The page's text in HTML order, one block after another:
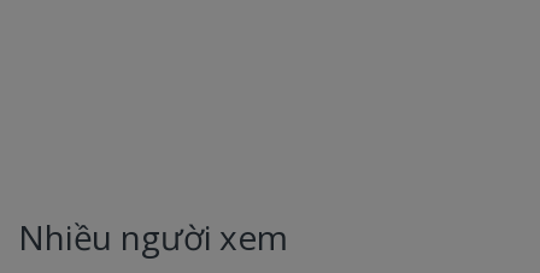
Nhiều người xem